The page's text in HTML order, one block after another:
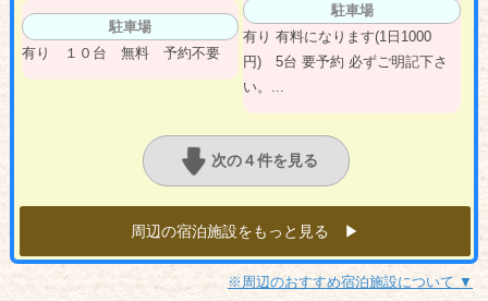
駐車場
有り １０台 無料 予約不要
駐車場
有り 有料になります(1日1000
円) 5台 要予約 必ずご明記下さ
い。...
次の４件を見る
周辺の宿泊施設をもっと見る ▶︎
※周辺のおすすめ宿泊施設について ▼